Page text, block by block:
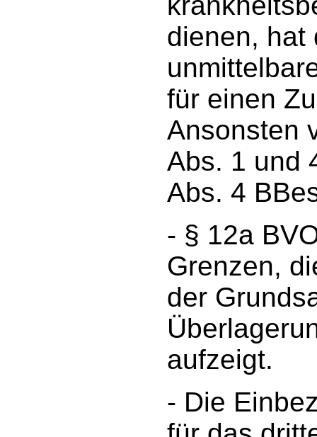
dienen, hat
für einen
Ansonsten
Abs. 1 und
Abs. 4
- § 12a
Grenzen,
der
aufzeigt.
- Die